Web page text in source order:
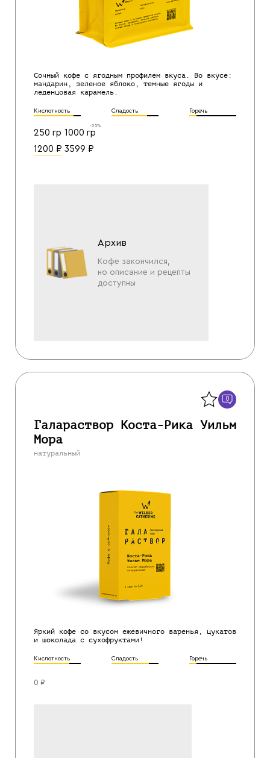
Сочный кофе с ягодным профилем вкуса. Во вкусе:
мандарин, зеленое яблоко, темные ягоды и
леденцовая карамель.
Кислотность Сладость Горечь
250 гр
1200 ₽
1000 гр
-25%
3599 ₽
Архив
Кофе закончился,
но описание и рецепты
доступны
0
Галараствор Коста-Рика Уильм
Мора
натуральный
Яркий кофе со вкусом ежевичного варенья, цукатов
и шоколада с сухофруктами!
Кислотность Сладость Горечь
0 ₽